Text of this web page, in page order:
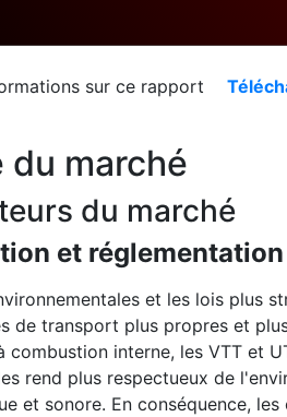
sur ce rapport
du marché
du marché
et
et les lois plus
de transport plus propres et
combustion interne, les VTT et
rend plus respectueux de
et sonore. En conséquence,